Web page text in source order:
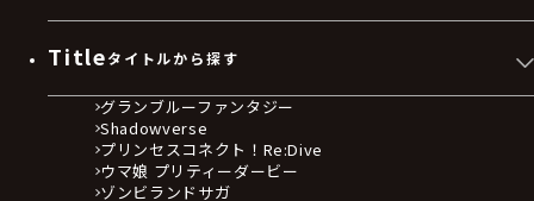
Titleタイトルから探す
グランブルーファンタジー
Shadowverse
プリンセスコネクト！Re:Dive
ウマ娘 プリティーダービー
ゾンビランドサガ